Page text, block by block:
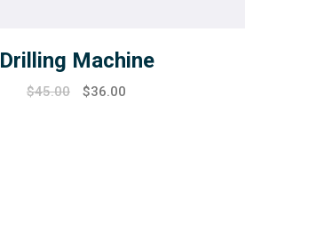
Drilling Machine
$45.00 $36.00